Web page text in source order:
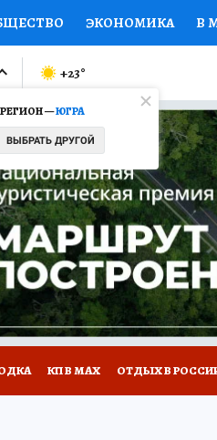
ЭКОНОМИКА В
ПРОИСШЕСТВИЯ
МИР СЕМЬЯ
СЕРИАЛЫ
КОНКУРСЫ
—ЮГРА
ВЫБРАТЬ ДРУГОЙ
+23°
КП В МАХ ОТДЫХ В